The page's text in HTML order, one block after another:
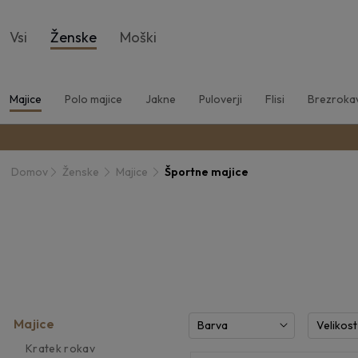
Vsi Ženske Moški
Majice Polo majice Jakne Puloverji Flisi
Domov Ženske Majice Športne majice
Majice
Kratek rokav
Barva Velikost